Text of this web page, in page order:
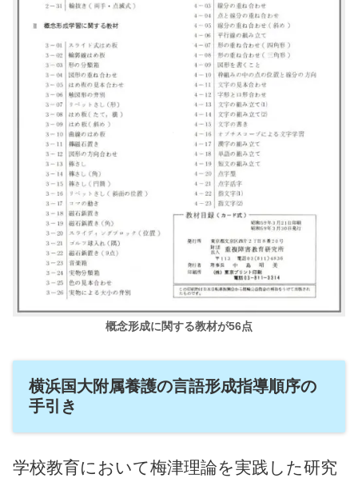
概念形成に関する教材が56点
横浜国大附属養護の言語形成指導順序の
手引き
学校教育において梅津理論を実践した研究